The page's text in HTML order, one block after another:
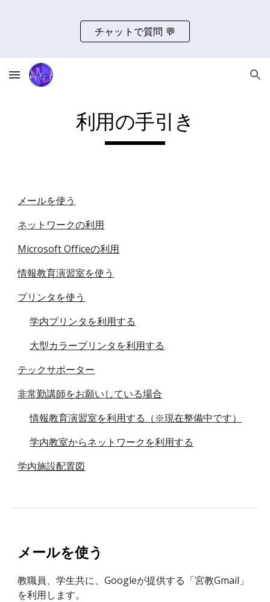
Skip to main content Skip to navigation
チャットで質問 💬
利用の手引き
メールを使う
ネットワークの利用
Microsoft Officeの利用
情報教育演習室を使う
プリンタを使う
学内プリンタを利用する
大型カラープリンタを利用する
テックサポーター
非常勤講師をお願いしている場合
情報教育演習室を利用する（※現在整備中です）
学内教室からネットワークを利用する
学内施設配置図
メールを使う
教職員、学生共に、Googleが提供する「宮教Gmail」
を利用します。